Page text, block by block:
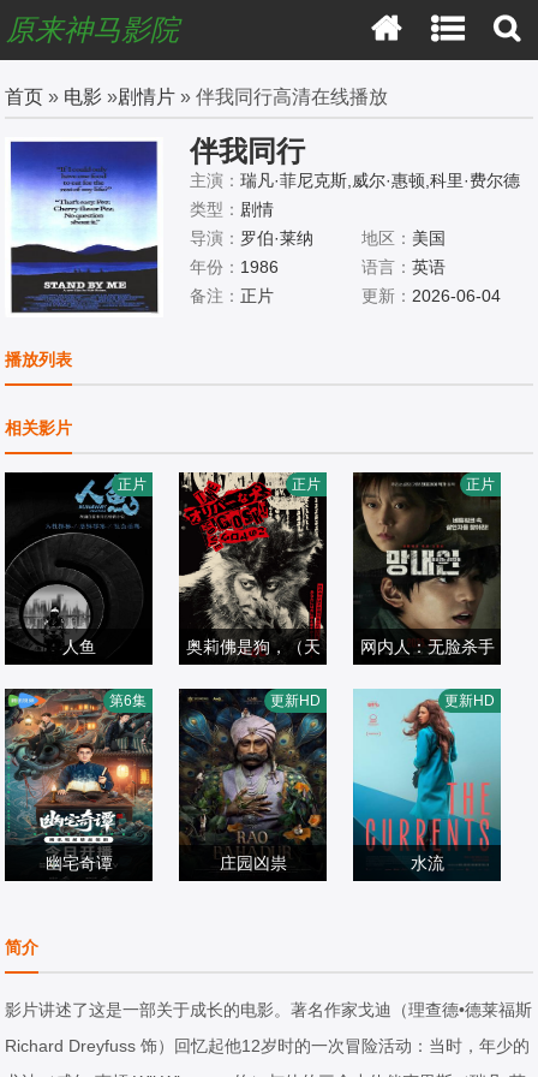
原来神马影院
首页 » 电影 »剧情片 » 伴我同行高清在线播放
伴我同行
主演：瑞凡·菲尼克斯,威尔·惠顿,科里·费尔德
曼,杰瑞·奥康奈尔,约翰·库萨克
类型： 剧情
导演： 罗伯·莱纳 地区： 美国
年份： 1986 语言： 英语
备注：正片 更新： 2026-06-04
播放列表
相关影片
人鱼
达华,李若希,田浩
宁,唐鑫,程琪
剧情片
2022/大陆
正片
奥莉佛是狗，（天
电影版
亮,麻生久美子,本
田翼,冈山天音,黑
木华,铃木庆一,永
濑正敏,佐藤浩市,
岛田久作,宇野祥
川葵,菊地姬奈,高
岛政宏,浦井梨广,
深津绘里
剧情片
2025/日本
正片
网内人：无脸杀手
剧情片
2025/韩国
正片
幽宅奇谭
昊,宋未央
剧情片
2026/中国大陆
第6集
庄园凶祟
mas,Anand·Bhar
athi
2026/印度
更新HD
水流
梅·冈萨蕾斯-索拉,
萨拉·贝西奥,雅兹
明·卡巴洛,艾玛·法
2025/阿根廷,瑞士
更新HD
简介
影片讲述了这是一部关于成长的电影。著名作家戈迪（理查德•德莱福斯
Richard Dreyfuss 饰）回忆起他12岁时的一次冒险活动：当时，年少的